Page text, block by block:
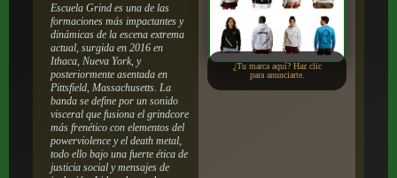
Escuela Grind es una de las
formaciones más impactantes y
dinámicas de la escena extrema
actual, surgida en 2016 en
Ithaca, Nueva York, y
posteriormente asentada en
Pittsfield, Massachusetts. La
banda se define por un sonido
visceral que fusiona el grindcore
más frenético con elementos del
powerviolence y el death metal,
todo ello bajo una fuerte ética de
justicia social y mensajes de
¿Tu marca aquí? Haz clic
para anunciarte.